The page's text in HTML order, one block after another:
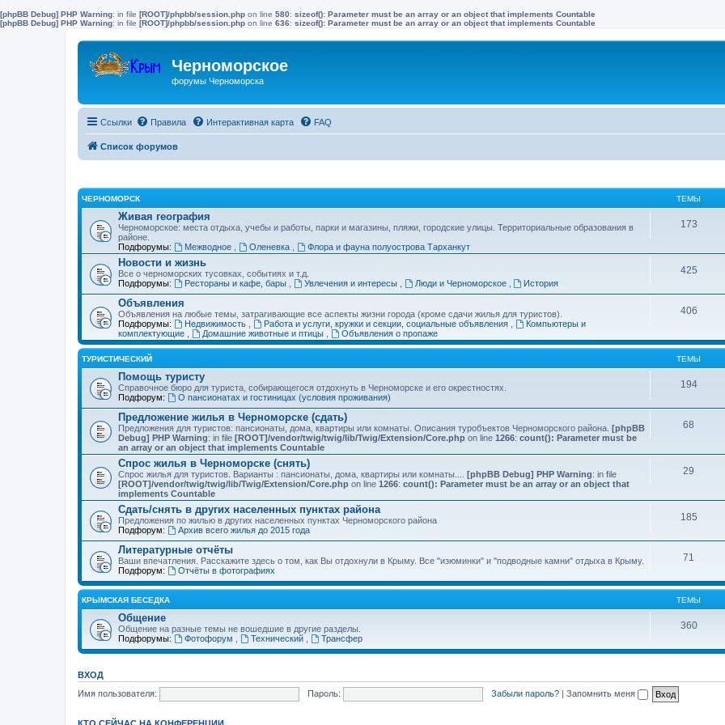
[phpBB Debug] PHP Warning: in file [ROOT]/phpbb/session.php on line 580: sizeof(): Parameter must be an array or an object that implements Countable
[phpBB Debug] PHP Warning: in file [ROOT]/phpbb/session.php on line 636: sizeof(): Parameter must be an array or an object that implements Countable
Черноморское
форумы Черноморска
Ссылки Правила Интерактивная карта FAQ
Список форумов
ЧЕРНОМОРСК ТЕМЫ
Живая география
Черноморское: места отдыха, учебы и работы, парки и магазины, пляжи, городские улицы. Территориальные образования в
районе.
Подфорумы:
Межводное Оленевка Флора и фауна полуострова Тарханкут
173
Новости и жизнь
Все о черноморских тусовках, событиях и т.д.
Подфорумы:
Рестораны и кафе, бары Увлечения и интересы Люди и Черноморское История
425
Объявления
Объявления на любые темы, затрагивающие все аспекты жизни города (кроме сдачи жилья для туристов).
Подфорумы:
Недвижимость Работа и услуги, кружки и секции, социальные объявления
Компьютеры и
комплектующие
Домашние животные и птицы Объявления о пропаже
406
ТУРИСТИЧЕСКИЙ ТЕМЫ
Помощь туристу
Справочное бюро для туриста, собирающегося отдохнуть в Черноморске и его окрестностях.
Подфорум:
О пансионатах и гостиницах (условия проживания)
194
Предложение жилья в Черноморске (сдать)
Предложения для туристов: пансионаты, дома, квартиры или комнаты. Описания туробъектов Черноморского района. [phpBB
Debug] PHP Warning: in file [ROOT]/vendor/twig/twig/lib/Twig/Extension/Core.php on line 1266: count(): Parameter must be
an array or an object that implements Countable
68
Спрос жилья в Черноморске (снять)
Спрос жилья для туристов. Варианты : пансионаты, дома, квартиры или комнаты.... [phpBB Debug] PHP Warning: in file
[ROOT]/vendor/twig/twig/lib/Twig/Extension/Core.php on line 1266: count(): Parameter must be an array or an object that
implements Countable
29
Сдать/снять в других населенных пунктах района
Предложения по жилью в других населенных пунктах Черноморского района
Подфорум:
Архив всего жилья до 2015 года
185
Литературные отчёты
Ваши впечатления. Расскажите здесь о том, как Вы отдохнули в Крыму. Все "изюминки" и "подводные камни" отдыха в Крыму.
Подфорум:
Отчёты в фотографиях
71
КРЫМСКАЯ БЕСЕДКА ТЕМЫ
Общение
Общение на разные темы не вошедшие в другие разделы.
Подфорумы:
Фотофорум Технический Трансфер
360
ВХОД
Имя пользователя:
Пароль: Забыли пароль? | Запомнить меня